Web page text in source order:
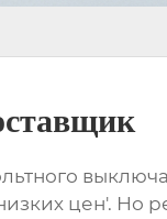
цен'. Но